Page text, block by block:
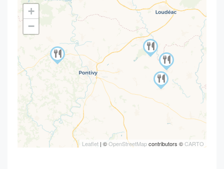
+
−
Leaflet | ©OpenStreetMapcontributors ©CARTO